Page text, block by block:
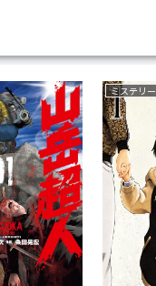
ミステリー